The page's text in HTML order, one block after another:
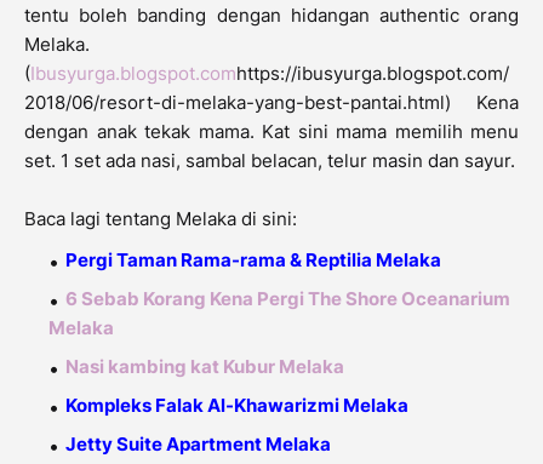
tentu boleh banding dengan hidangan authentic orang
Melaka.
(Ibusyurga.blogspot.comhttps://ibusyurga.blogspot.com/
2018/06/resort-di-melaka-yang-best-pantai.html) Kena
dengan anak tekak mama. Kat sini mama memilih menu
set. 1 set ada nasi, sambal belacan, telur masin dan sayur.
Baca lagi tentang Melaka di sini:
Pergi Taman Rama-rama & Reptilia Melaka
6 Sebab Korang Kena Pergi The Shore Oceanarium
Melaka
Nasi kambing kat Kubur Melaka
Kompleks Falak Al-Khawarizmi Melaka
Jetty Suite Apartment Melaka